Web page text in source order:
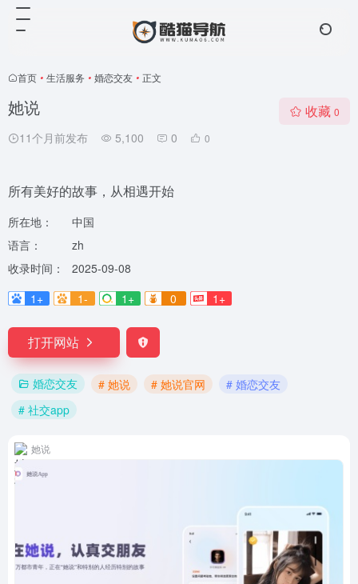
首页 • 生活服务 • 婚恋交友 • 正文
她说
11个月前发布 5,100 0 0
收藏 0
所有美好的故事，从相遇开始
所在地：
中国
语言：
zh
收录时间：
2025-09-08
1+
1- 1+ 0 1+
打开网站
婚恋交友 # 她说 # 她说官网
# 婚恋交友
# 社交app
她说